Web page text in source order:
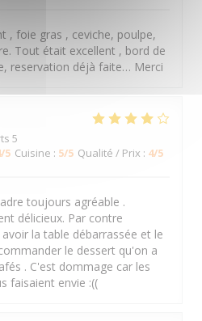
, foie gras , ceviche, poulpe,
Tout était excellent , bord de
reservation déjà faite… Merci
5
/5 Cuisine : 5/5 Qualité / Prix : 4/5
toujours agréable .
délicieux. Par contre
la table débarrassée et le
le dessert qu'on a
. C'est dommage car les
faisaient envie :((